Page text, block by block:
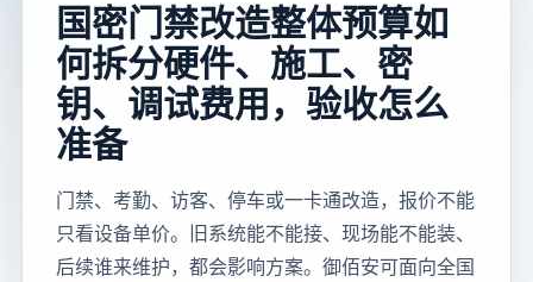
国密门禁改造整体预算如
何拆分硬件、施工、密
钥、调试费用，验收怎么
准备
门禁、考勤、访客、停车或一卡通改造，报价不能
只看设备单价。旧系统能不能接、现场能不能装、
后续谁来维护，都会影响方案。御佰安可面向全国